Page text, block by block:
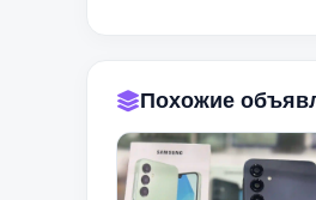
Похожие